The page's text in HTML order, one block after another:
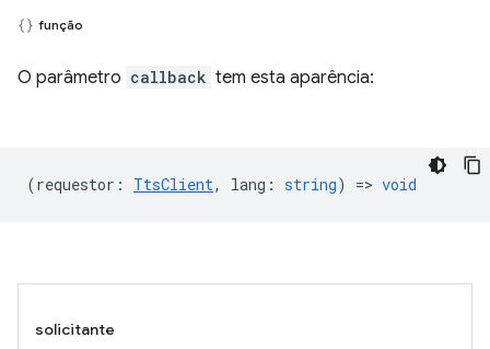
função
O parâmetro callback tem esta aparência:
(requestor : TtsClient, lang : string) => void
solicitante